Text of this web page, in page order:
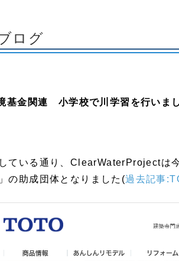
ログ
基金関連 小学校で川学習を行いま
ている通り、ClearWaterProjectは
の助成団体となりました(過去記事